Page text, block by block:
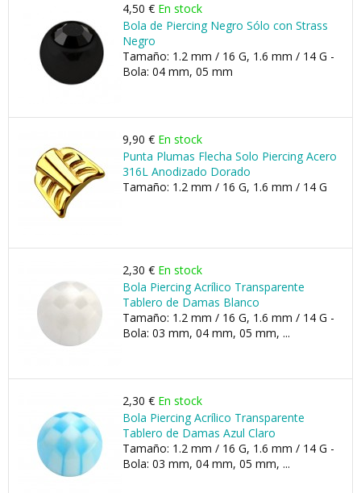
4,50 € En stock
Bola de Piercing Negro Sólo con Strass
Negro
Tamaño: 1.2 mm / 16 G, 1.6 mm / 14 G -
Bola: 04 mm, 05 mm
9,90 € En stock
Punta Plumas Flecha Solo Piercing Acero
316L Anodizado Dorado
Tamaño: 1.2 mm / 16 G, 1.6 mm / 14 G
2,30 € En stock
Bola Piercing Acrílico Transparente
Tablero de Damas Blanco
Tamaño: 1.2 mm / 16 G, 1.6 mm / 14 G -
Bola: 03 mm, 04 mm, 05 mm, ...
2,30 € En stock
Bola Piercing Acrílico Transparente
Tablero de Damas Azul Claro
Tamaño: 1.2 mm / 16 G, 1.6 mm / 14 G -
Bola: 03 mm, 04 mm, 05 mm, ...